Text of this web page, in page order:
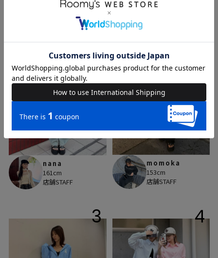
人気のスナップ
1
nana
161cm
店舗STAFF
momoka
153cm
店舗STAFF
3 4